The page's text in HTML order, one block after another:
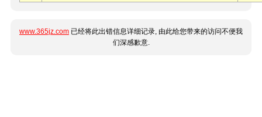
www.365jz.com 已经将此出错信息详细记录, 由此给您带来的访问不便我
们深感歉意.